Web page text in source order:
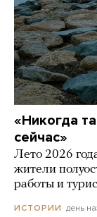
«Никогда
сейчас»
Лето 2026
жители
работы и
ИСТОРИИ день